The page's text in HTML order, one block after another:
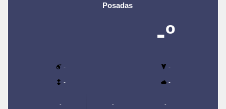
Posadas
-º
- -
- -
- - -